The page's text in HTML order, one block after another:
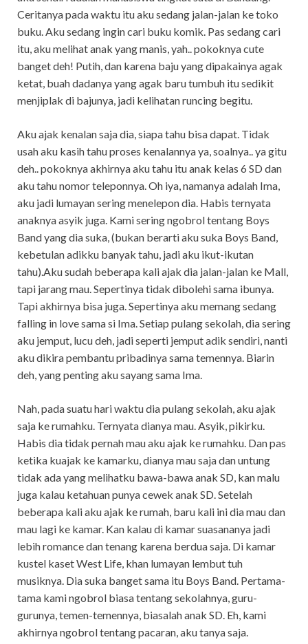
Ceritanya pada waktu itu aku sedang jalan-jalan ke toko
buku. Aku sedang ingin cari buku komik. Pas sedang cari
itu, aku melihat anak yang manis, yah.. pokoknya cute
banget deh! Putih, dan karena baju yang dipakainya agak
ketat, buah dadanya yang agak baru tumbuh itu sedikit
menjiplak di bajunya, jadi kelihatan runcing begitu.
Aku ajak kenalan saja dia, siapa tahu bisa dapat. Tidak
usah aku kasih tahu proses kenalannya ya, soalnya.. ya gitu
deh.. pokoknya akhirnya aku tahu itu anak kelas 6 SD dan
aku tahu nomor teleponnya. Oh iya, namanya adalah Ima,
aku jadi lumayan sering menelepon dia. Habis ternyata
anaknya asyik juga. Kami sering ngobrol tentang Boys
Band yang dia suka, (bukan berarti aku suka Boys Band,
kebetulan adikku banyak tahu, jadi aku ikut-ikutan
tahu).Aku sudah beberapa kali ajak dia jalan-jalan ke Mall,
tapi jarang mau. Sepertinya tidak dibolehi sama ibunya.
Tapi akhirnya bisa juga. Sepertinya aku memang sedang
falling in love sama si Ima. Setiap pulang sekolah, dia sering
aku jemput, lucu deh, jadi seperti jemput adik sendiri, nanti
aku dikira pembantu pribadinya sama temennya. Biarin
deh, yang penting aku sayang sama Ima.
Nah, pada suatu hari waktu dia pulang sekolah, aku ajak
saja ke rumahku. Ternyata dianya mau. Asyik, pikirku.
Habis dia tidak pernah mau aku ajak ke rumahku. Dan pas
ketika kuajak ke kamarku, dianya mau saja dan untung
tidak ada yang melihatku bawa-bawa anak SD, kan malu
juga kalau ketahuan punya cewek anak SD. Setelah
beberapa kali aku ajak ke rumah, baru kali ini dia mau dan
mau lagi ke kamar. Kan kalau di kamar suasananya jadi
lebih romance dan tenang karena berdua saja. Di kamar
kustel kaset West Life, khan lumayan lembut tuh
musiknya. Dia suka banget sama itu Boys Band. Pertama-
tama kami ngobrol biasa tentang sekolahnya, guru-
gurunya, temen-temennya, biasalah anak SD. Eh, kami
akhirnya ngobrol tentang pacaran, aku tanya saja.